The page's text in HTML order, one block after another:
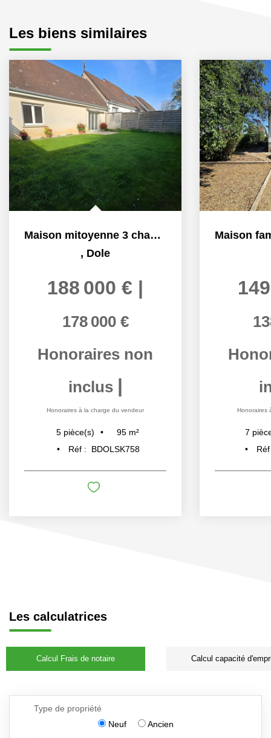
Les biens similaires
Maison mitoyenne 3 chambres avec jardin, terrasse et garage...
, Dole
188 000 € |
178 000 €
Honoraires non
inclus |
Honoraires à la charge du vendeur
5 pièce(s) 95 m²
Réf :
BDOLSK758
Honoraires
7
Les calculatrices
Calcul Frais de notaire Calcul capacité